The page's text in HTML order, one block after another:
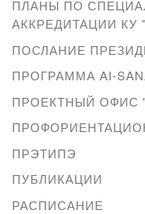
ПЛАНЫ ПО
АККРЕДИТАЦИИ КУ
ПОСЛАНИЕ
ПРОГРАММА AI-
ПРОЕКТНЫЙ ОФИС
ПРЭТИПЭ
ПУБЛИКАЦИИ
РАСПИСАНИЕ